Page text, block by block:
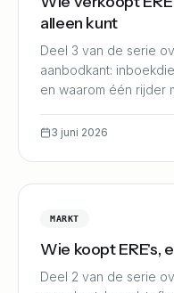
alleen kunt
Deel 3 van de serie
aanbodkant:
en waarom één rijder
3 juni 2026
MARKT
Wie koopt ERE's,
Deel 2 van de serie